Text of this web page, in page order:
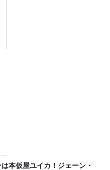
本仮屋ユイカ！ジェーン・